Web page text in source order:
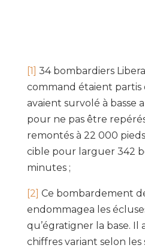
[1] 34 bombardiers
command étaient partis
avaient survolé à basse
pour ne pas être
remontés à 22 000
cible pour larguer 342
minutes ;
[2] Ce bombardement
endommagea les
qu’égratigner la base. Il
chiffres variant selon les